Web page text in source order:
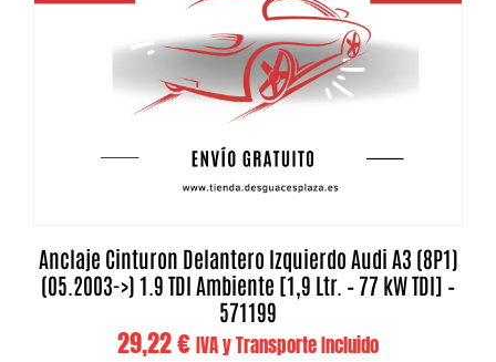
Anclaje Cinturon Delantero Izquierdo Audi A3 (8P1)
(05.2003->) 1.9 TDI Ambiente [1,9 Ltr. – 77 kW TDI] –
571199
29,22€ IVA y Transporte Incluido